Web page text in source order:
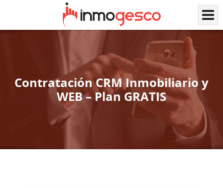
Contratación CRM Inmobiliario y
WEB – Plan GRATIS